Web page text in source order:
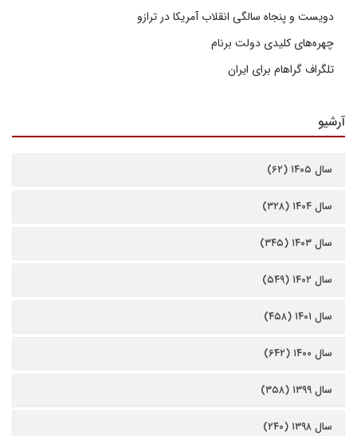
دویست و پنجاه سالگی انقلاب آمریکا در ترازو
چهره‌های کلیدی دولت برنام
تلگراف گراهام برای ایران
آرشیو
سال ۱۴۰۵ (۶۲)
سال ۱۴۰۴ (۳۲۸)
سال ۱۴۰۳ (۳۴۵)
سال ۱۴۰۲ (۵۴۹)
سال ۱۴۰۱ (۴۵۸)
سال ۱۴۰۰ (۶۴۲)
سال ۱۳۹۹ (۳۵۸)
سال ۱۳۹۸ (۲۴۰)